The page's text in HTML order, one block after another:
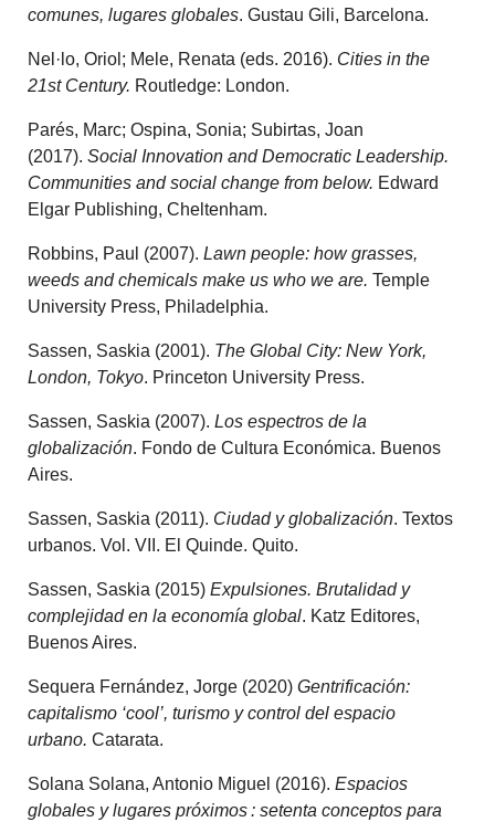
comunes, lugares globales. Gustau Gili, Barcelona.
Nel·lo, Oriol; Mele, Renata (eds. 2016). Cities in the
21st Century. Routledge: London.
Parés, Marc; Ospina, Sonia; Subirtas, Joan
(2017).Social Innovation and Democratic Leadership.
Communities and social change from below. Edward
Elgar Publishing, Cheltenham.
Robbins, Paul (2007).Lawn people: how grasses,
weeds and chemicals make us who we are. Temple
University Press, Philadelphia.
Sassen, Saskia (2001). The Global City: New York,
London, Tokyo. Princeton University Press.
Sassen, Saskia (2007).Los espectros de la
globalización. Fondo de Cultura Económica. Buenos
Aires.
Sassen, Saskia (2011). Ciudad y globalización. Textos
urbanos. Vol. VII. El Quinde. Quito.
Sassen, Saskia (2015)Expulsiones. Brutalidad y
complejidad en la economía global. Katz Editores,
Buenos Aires.
Sequera Fernández, Jorge (2020)Gentrificación:
capitalismo ‘cool’, turismo y control del espacio
urbano. Catarata.
Solana Solana, Antonio Miguel (2016).Espacios
globales y lugares próximos : setenta conceptos para